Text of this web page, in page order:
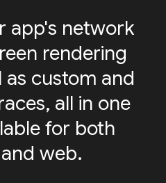
app's network
rendering
as custom and
all in one
for both
web.